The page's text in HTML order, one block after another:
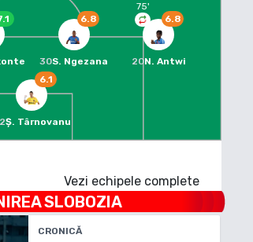
6.8
30S. Ngezana
6.8
75'
20N. Antwi
6.1
Ș. Târnovanu
Vezi echipele complete
SLOBOZIA
CRONICĂ